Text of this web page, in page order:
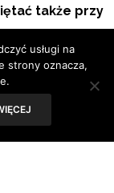
także przy
usługi na
strony oznacza,